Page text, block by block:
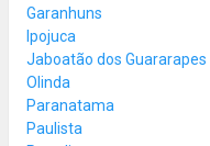
Garanhuns
Ipojuca
Jaboatão dos Guararapes
Olinda
Paranatama
Paulista